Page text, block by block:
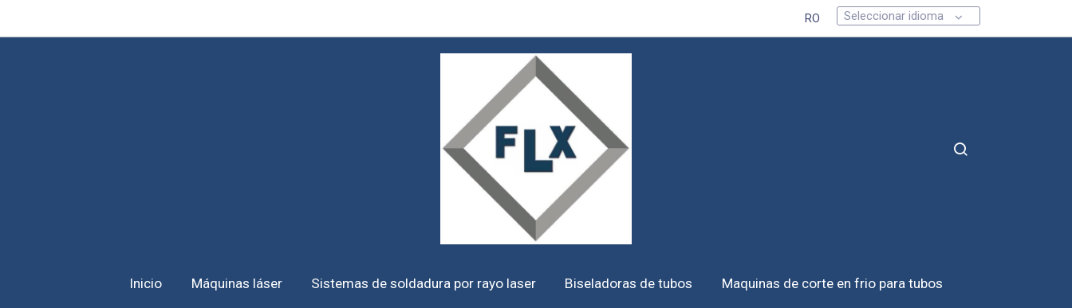
RO Seleccionar idioma
Inicio Máquinas láser Sistemas de soldadura por rayo laser Biseladoras de tubos Maquinas de corte en frio para tubos